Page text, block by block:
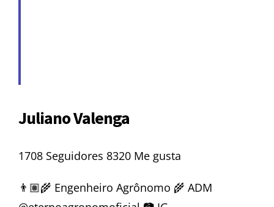
Juliano Valenga
1708 Seguidores 8320 Me gusta
👨🏽‍🌾 Engenheiro Agrônomo 🌾 ADM